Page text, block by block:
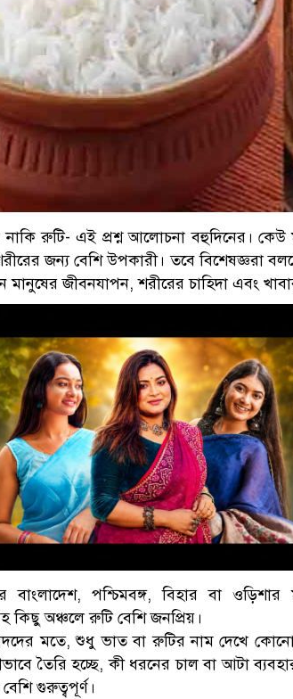
রুটি- এই প্রশ্ন আলোচনা বহুদিনের। কেউ
জন্য বেশি উপকারী। তবে বিশেষজ্ঞরা
জীবনযাপন, শরীরের চাহিদা এবং
বাংলাদেশ, পশ্চিমবঙ্গ, বিহার বা
কিছু অঞ্চলে রুটি বেশি জনপ্রিয়।
মতে, শুধু ভাত বা রুটির নাম দেখে
তৈরি হচ্ছে, কী ধরনের চাল বা আটা
গুরুত্বপূর্ণ।